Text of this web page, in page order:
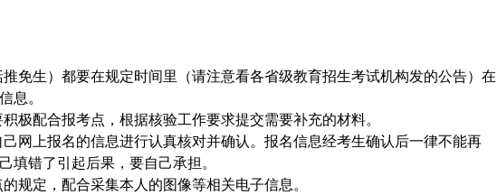
免生）都要在规定时间里（请注意看各省级教育招生考试机构发的公告）在
息。
极配合报考点，根据核验工作要求提交需要补充的材料。
网上报名的信息进行认真核对并确认。报名信息经考生确认后一律不能再
填错了引起后果，要自己承担。
规定，配合采集本人的图像等相关电子信息。